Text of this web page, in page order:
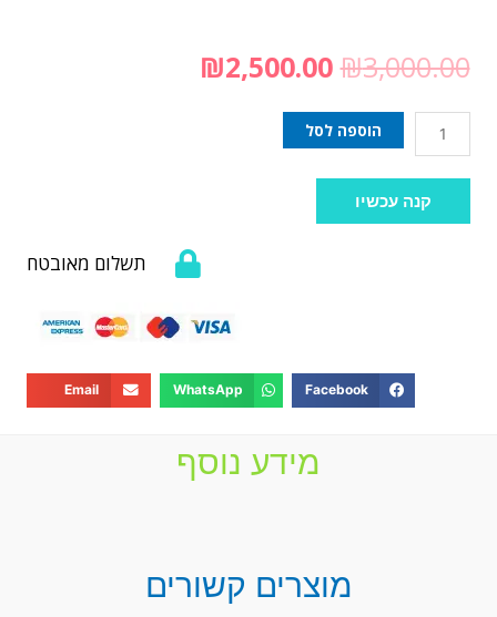
₪3,000.00
₪2,500.00
הוספה לסל
קנה עכשיו
תשלום מאובטח
Facebook
WhatsApp
Email
מידע נוסף
מוצרים קשורים